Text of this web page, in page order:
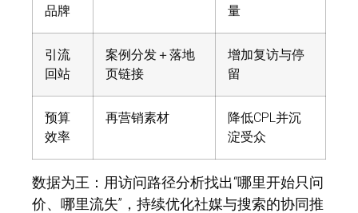
品牌
量
引流
回站
案例分发＋落地
页链接
增加复访与停
留
预算
效率
再营销素材
降低CPL并沉
淀受众
数据为王： 用访问路径分析找出“哪里开始只问
价、哪里流失”，持续优化社媒与搜索的协同推